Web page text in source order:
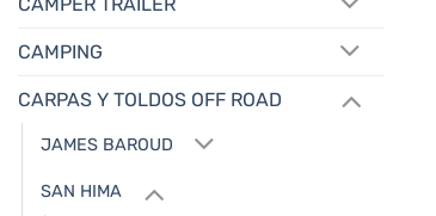
CAMPER TRAILER
CAMPING
CARPAS Y TOLDOS OFF ROAD
JAMES BAROUD
SAN HIMA